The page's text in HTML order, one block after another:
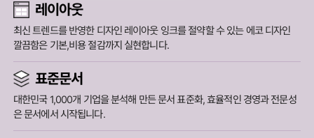
레이아웃
최신 트렌드를 반영한 디자인 레이아웃 잉크를 절약할 수 있는 에코 디자인
깔끔함은 기본,비용 절감까지 실현합니다.
표준문서
대한민국 1,000개 기업을 분석해 만든 문서 표준화,효율적인 경영과 전문성
은 문서에서 시작됩니다.